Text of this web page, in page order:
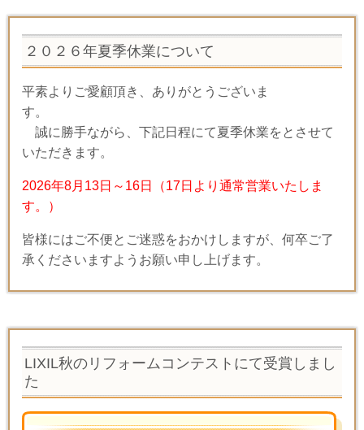
２０２６年夏季休業について
平素よりご愛顧頂き、ありがとうございま
す。
誠に勝手ながら、下記日程にて夏季休業をとさせて
いただきます。
2026年8月13日～16日（17日より通常営業いたしま
す。）
皆様にはご不便とご迷惑をおかけしますが、何卒ご了
承くださいますようお願い申し上げます。
LIXIL秋のリフォームコンテストにて受賞しまし
た